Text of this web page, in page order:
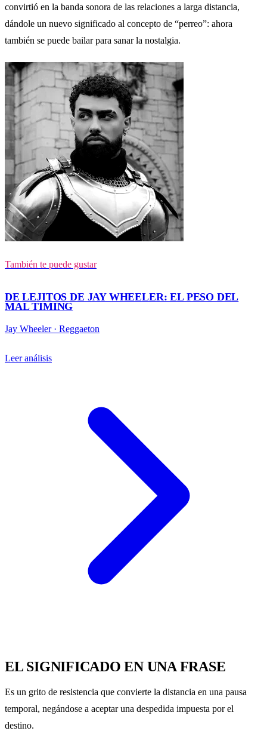
convirtió en la banda sonora de las relaciones a larga distancia,
dándole un nuevo significado al concepto de “perreo”: ahora
también se puede bailar para sanar la nostalgia.
También te puede gustar
DE LEJITOS DE JAY WHEELER: EL PESO DEL
MAL TIMING
Jay Wheeler · Reggaeton
Leer análisis
EL SIGNIFICADO EN UNA FRASE
Es un grito de resistencia que convierte la distancia en una pausa
temporal, negándose a aceptar una despedida impuesta por el
destino.